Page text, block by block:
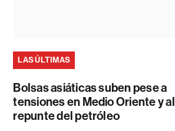
LAS ÚLTIMAS
Bolsas asiáticas suben pese a
tensiones en Medio Oriente y al
repunte del petróleo